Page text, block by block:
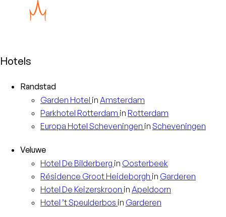
Hotels
Randstad
Garden Hotel in Amsterdam
Parkhotel Rotterdam in Rotterdam
Europa Hotel Scheveningen in Scheveningen
Veluwe
Hotel De Bilderberg in Oosterbeek
Résidence Groot Heideborgh in Garderen
Hotel De Keizerskroon in Apeldoorn
Hotel ’t Speulderbos in Garderen